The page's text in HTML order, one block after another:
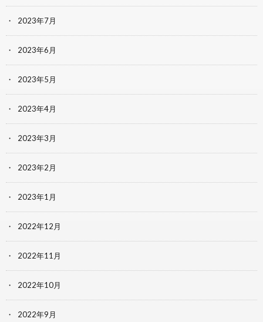
2023年7月
2023年6月
2023年5月
2023年4月
2023年3月
2023年2月
2023年1月
2022年12月
2022年11月
2022年10月
2022年9月